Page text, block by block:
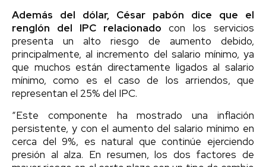
Además del dólar, César pabón dice que el
renglón del IPC relacionado con los servicios
presenta un alto riesgo de aumento debido,
principalmente, al incremento del salario mínimo, ya
que muchos están directamente ligados al salario
mínimo, como es el caso de los arriendos, que
representan el 25% del IPC.
“Este componente ha mostrado una inflación
persistente, y con el aumento del salario mínimo en
cerca del 9%, es natural que continúe ejerciendo
presión al alza. En resumen, los dos factores de